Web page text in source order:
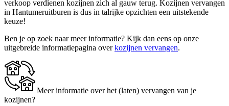
verkoop verdienen kozijnen zich al gauw terug. Kozijnen vervangen
in Hantumeruitburen is dus in talrijke opzichten een uitstekende
keuze!
Ben je op zoek naar meer informatie? Kijk dan eens op onze
uitgebreide informatiepagina overkozijnen vervangen.
Meer informatie over het (laten) vervangen van je
kozijnen?